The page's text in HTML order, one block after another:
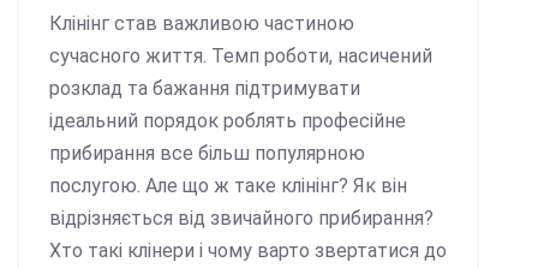
Клінінг став важливою частиною
сучасного життя. Темп роботи, насичений
розклад та бажання підтримувати
ідеальний порядок роблять професійне
прибирання все більш популярною
послугою. Але що ж таке клінінг? Як він
відрізняється від звичайного прибирання?
Хто такі клінери і чому варто звертатися до